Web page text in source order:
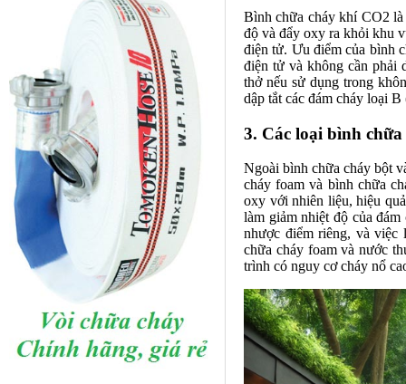
Bình chữa cháy khí CO2 là
độ và đẩy oxy ra khỏi khu
điện tử. Ưu điểm của bình
điện tử và không cần phải
thở nếu sử dụng trong
dập tắt các đám cháy loại
3. Các loại bình
Ngoài bình chữa cháy bột
cháy foam và bình chữa
oxy với nhiên liệu, hiệu
làm giảm nhiệt độ của
nhược điểm riêng, và việc
chữa cháy foam và nước
trình có nguy cơ cháy nổ